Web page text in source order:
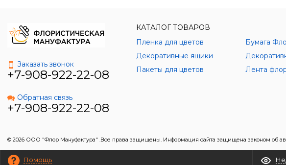
Помощь
Заказать звонок
+7-908-922-22-08
Обратная связь
+7-908-922-22-08
КАТАЛОГ ТОВАРОВ
Пленка для цветов
Бумага
Декоративные ящики
Пакеты для цветов
Лента
© 2026 ООО "Флор Мануфактура" .Все права защищены. Информация сайта защищена законом об